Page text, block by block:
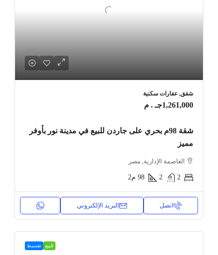
شقق, عقارات سكنية
1,261,000جـ . م
شقة 98م بحري على جاردن للبيع في مدينة نور بأوفر
مميز
العاصمة الإدارية, مصر
2
2
98 م2
اتصل البريد الإلكتروني
للبيع تقسيط